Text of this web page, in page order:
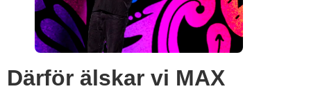
Därför älskar vi MAX